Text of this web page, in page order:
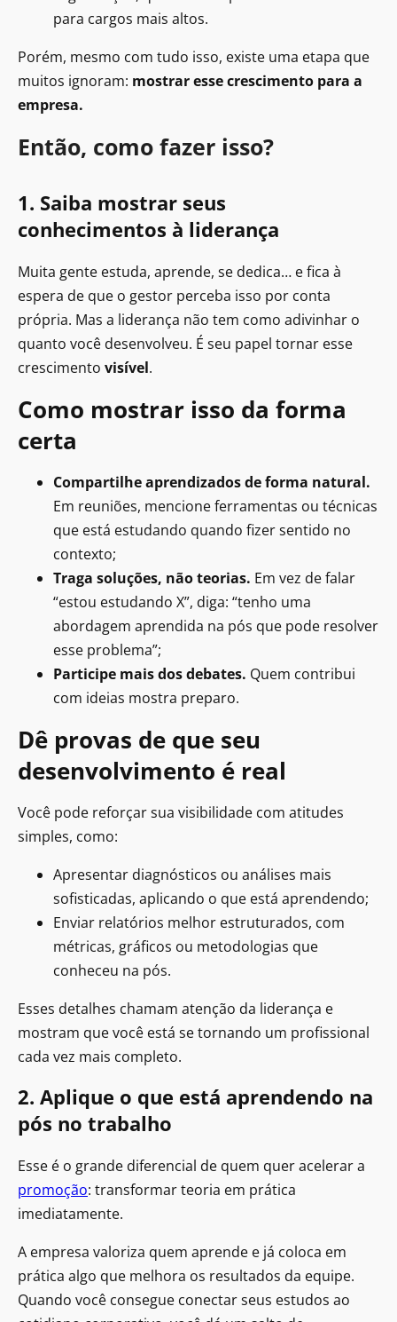
para cargos mais altos.
Porém, mesmo com tudo isso, existe uma etapa que
muitos ignoram: mostrar esse crescimento para a
empresa.
Então, como fazer isso?
1. Saiba mostrar seus
conhecimentos à liderança
Muita gente estuda, aprende, se dedica… e fica à
espera de que o gestor perceba isso por conta
própria. Mas a liderança não tem como adivinhar o
quanto você desenvolveu. É seu papel tornar esse
crescimento visível.
Como mostrar isso da forma
certa
Compartilhe aprendizados de forma natural.
Em reuniões, mencione ferramentas ou técnicas
que está estudando quando fizer sentido no
contexto;
Traga soluções, não teorias. Em vez de falar
“estou estudando X”, diga: “tenho uma
abordagem aprendida na pós que pode resolver
esse problema”;
Participe mais dos debates. Quem contribui
com ideias mostra preparo.
Dê provas de que seu
desenvolvimento é real
Você pode reforçar sua visibilidade com atitudes
simples, como:
Apresentar diagnósticos ou análises mais
sofisticadas, aplicando o que está aprendendo;
Enviar relatórios melhor estruturados, com
métricas, gráficos ou metodologias que
conheceu na pós.
Esses detalhes chamam atenção da liderança e
mostram que você está se tornando um profissional
cada vez mais completo.
2. Aplique o que está aprendendo na
pós no trabalho
Esse é o grande diferencial de quem quer acelerar a
promoção: transformar teoria em prática
imediatamente.
A empresa valoriza quem aprende e já coloca em
prática algo que melhora os resultados da equipe.
Quando você consegue conectar seus estudos ao